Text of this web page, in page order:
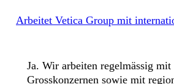
Arbeitet Vetica Group mit
Ja. Wir arbeiten regelmässig
Grosskonzernen sowie mit